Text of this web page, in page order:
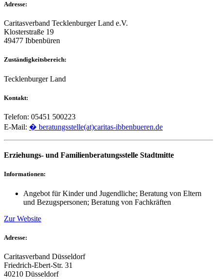
Adresse:
Caritasverband Tecklenburger Land e.V.
Klosterstraße 19
49477 Ibbenbüren
Zuständigkeitsbereich:
Tecklenburger Land
Kontakt:
Telefon: 05451 500223
E-Mail: � beratungsstelle(at)caritas-ibbenbueren.de
Erziehungs- und Familienberatungsstelle Stadtmitte
Informationen:
Angebot für Kinder und Jugendliche; Beratung von Eltern
und Bezugspersonen; Beratung von Fachkräften
Zur Website
Adresse:
Caritasverband Düsseldorf
Friedrich-Ebert-Str. 31
40210 Düsseldorf